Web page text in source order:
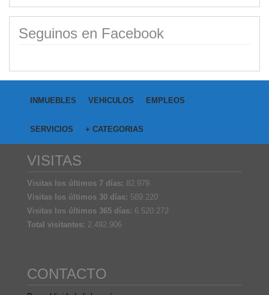
Seguinos en Facebook
INMUEBLES VEHICULOS EMPLEOS
SERVICIOS + CATEGORIAS
VISITAS
Visitas los últimos 7 días: 82.979
Visitas los últimos 30 días: 589.220
Visitas los últimos 365 días: 6.520.272
Total visitantes: 2.492.906
CONTACTO